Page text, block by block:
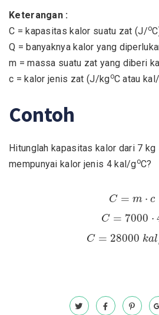
Keterangan :
C = kapasitas kalor suatu zat (J/o
Q = banyaknya kalor yang
m = massa suatu zat yang diberi
c = kalor jenis zat (J/kgoC atau
Contoh
Hitunglah kapasitas kalor dari 7 kg
mempunyai kalor jenis 4 kal/goC?
C = m ⋅ c
C m⋅
C = 7000 ⋅
C 7000⋅
C = 28000 kal
C 28000 ka /